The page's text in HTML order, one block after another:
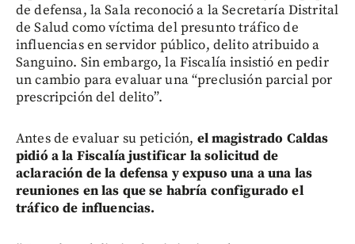
de defensa, la Sala reconoció a la Secretaría Distrital
de Salud como víctima del presunto tráfico de
influencias en servidor público, delito atribuido a
Sanguino. Sin embargo, la Fiscalía insistió en pedir
un cambio para evaluar una “preclusión parcial por
prescripción del delito”.
Antes de evaluar su petición, el magistrado Caldas
pidió a la Fiscalía justificar la solicitud de
aclaración de la defensa y expuso una a una las
reuniones en las que se habría configurado el
tráfico de influencias.